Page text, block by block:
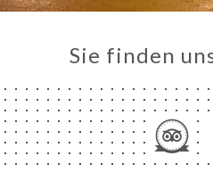
Sie finden